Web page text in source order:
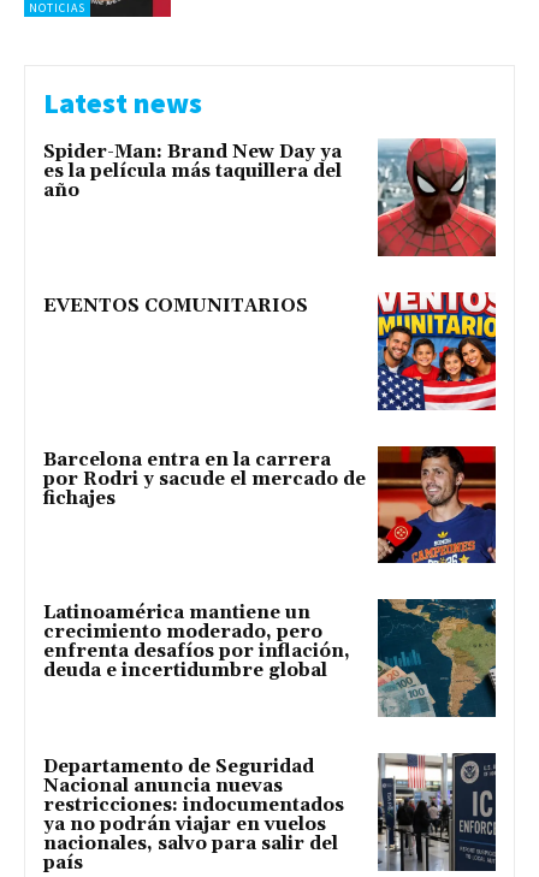
NOTICIAS
Latest news
Spider-Man: Brand New Day ya
es la película más taquillera del
año
EVENTOS COMUNITARIOS
Barcelona entra en la carrera
por Rodri y sacude el mercado de
fichajes
Latinoamérica mantiene un
crecimiento moderado, pero
enfrenta desafíos por inflación,
deuda e incertidumbre global
Departamento de Seguridad
Nacional anuncia nuevas
restricciones: indocumentados
ya no podrán viajar en vuelos
nacionales, salvo para salir del
país